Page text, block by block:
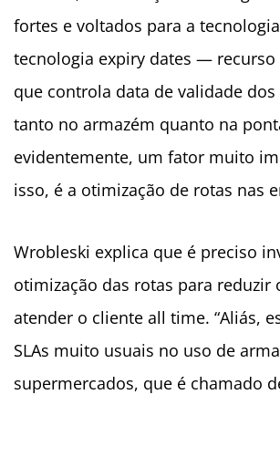
fortes e voltados para a
tecnologia expiry dates — recurso
que controla data de validade
tanto no armazém quanto na
evidentemente, um fator muito
isso, é a otimização de rotas nas
Wrobleski explica que é preciso
otimização das rotas para reduzir
atender o cliente all time. “Aliás,
SLAs muito usuais no uso de
supermercados, que é chamado